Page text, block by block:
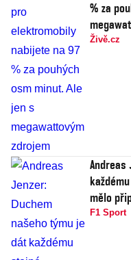
% za
Živě.cz
Andreas
mělo
F1 Sport